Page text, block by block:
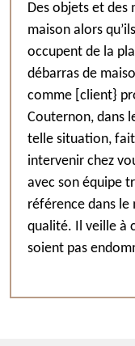
Des objets et des
maison alors
occupent de la
débarras de
comme [client}
Couternon, dans
telle situation,
intervenir chez
avec son équipe
référence dans le
qualité. Il veille à
soient pas